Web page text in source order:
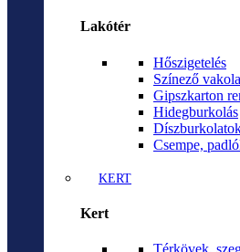
Lakótér
Hőszigetelés
Színező
Gipszkarton
Hidegburkolás
Csempe,
KERT
Kert